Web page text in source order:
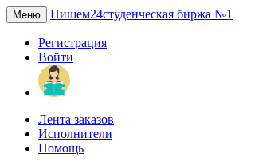
Меню Пишем24студенческая биржа №1
Регистрация
Войти
Лента заказов
Исполнители
Помощь